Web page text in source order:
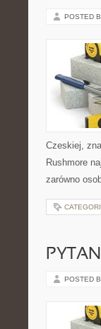
POSTED
Czeskiej,
Rushmore
zarówno
POSTED